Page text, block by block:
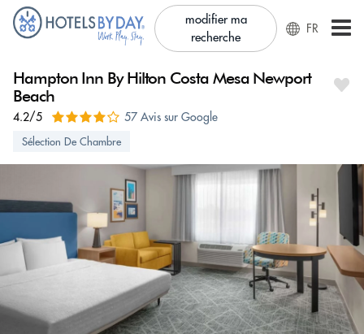
modifier ma
recherche
FR
Hampton Inn By Hilton Costa Mesa Newport
Beach
4.2/5 57 Avis sur Google
Sélection De Chambre